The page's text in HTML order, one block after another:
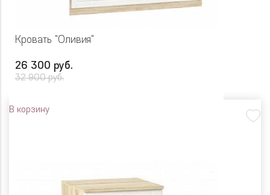
Кровать "Оливия"
26 300 руб.
32 900 руб.
В корзину